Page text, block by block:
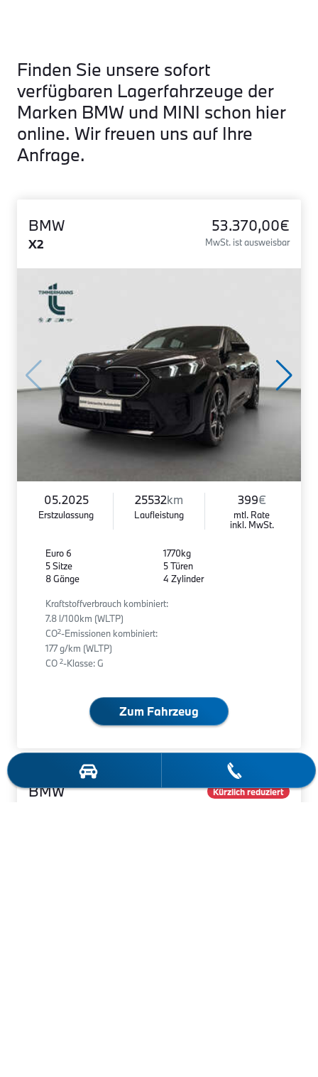
Finden Sie unsere sofort
verfügbaren Lagerfahrzeuge der
Marken BMW und MINI schon hier
online. Wir freuen uns auf Ihre
Anfrage.
BMW
X2
53.370,00€
MwSt. ist ausweisbar
05.2025
Erstzulassung
25532km
Laufleistung
399€
mtl. Rate
inkl. MwSt.
Euro 6
5 Sitze
8 Gänge
1770kg
5 Türen
4 Zylinder
Kraftstoffverbrauch kombiniert:
7.8 l/100km (WLTP)
CO2-Emissionen kombiniert:
177 g/km (WLTP)
CO 2-Klasse: G
Zum Fahrzeug
BMW Kürzlich reduziert